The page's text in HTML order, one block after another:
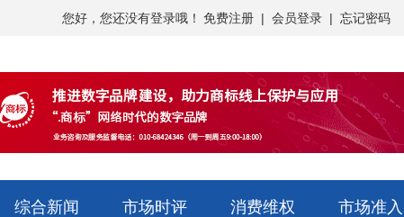
您好，您还没有登录哦！ 免费注册 | 会员登录 | 忘记密码
综合新闻 市场时评 消费维权 市场准入